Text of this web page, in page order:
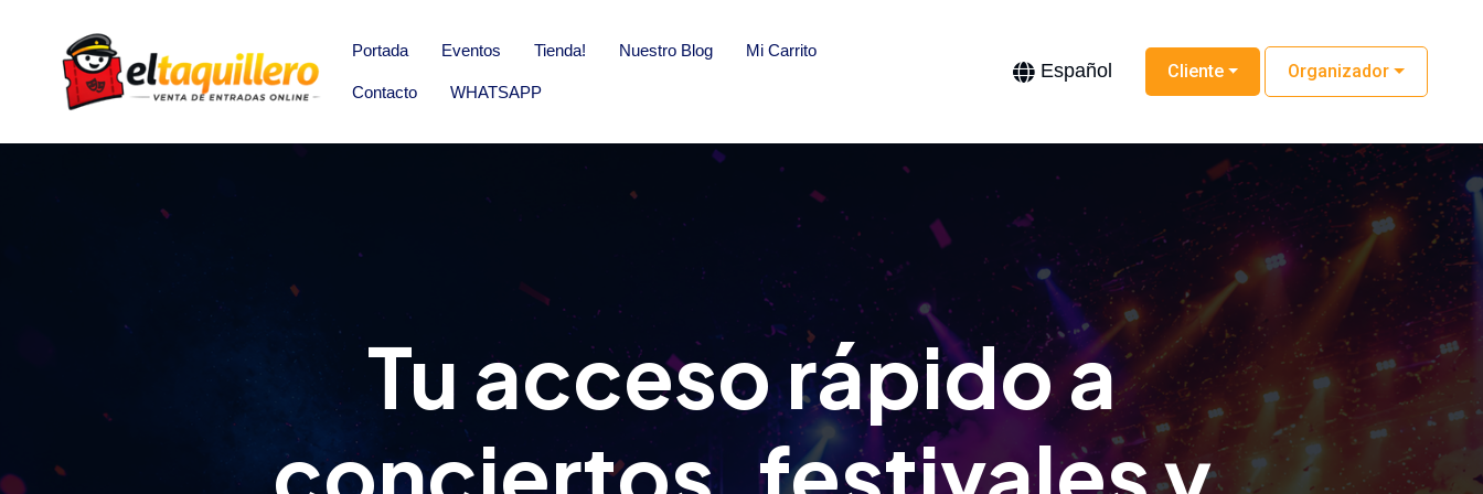
Portada Eventos Tienda! Nuestro Blog Mi Carrito
Contacto WHATSAPP
Español Cliente Organizador
Tu acceso rápido a